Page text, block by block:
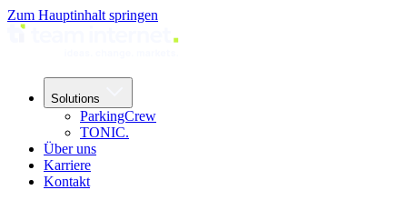
Zum Hauptinhalt springen
Solutions
ParkingCrew
TONIC.
Über uns
Karriere
Kontakt